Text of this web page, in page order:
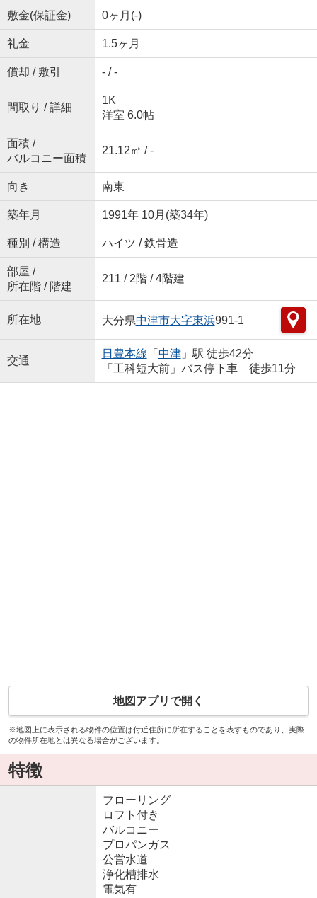
敷金(保証金) 0ヶ月(-)
礼金 1.5ヶ月
償却 / 敷引 - / -
間取り / 詳細
1K
洋室 6.0帖
面積 /
バルコニー面積
21.12㎡ / -
向き 南東
築年月 1991年 10月(築34年)
種別 / 構造 ハイツ / 鉄骨造
部屋 /
所在階 / 階建
211 / 2階 / 4階建
所在地 大分県中津市大字東浜991-1
交通
日豊本線 「 中津」駅 徒歩42分
「工科短大前」バス停下車 徒歩11分
地図アプリで開く
※地図上に表示される物件の位置は付近住所に所在することを表すものであり、実際
の物件所在地とは異なる場合がございます。
特徴
フローリング
ロフト付き
バルコニー
プロパンガス
公営水道
浄化槽排水
電気有